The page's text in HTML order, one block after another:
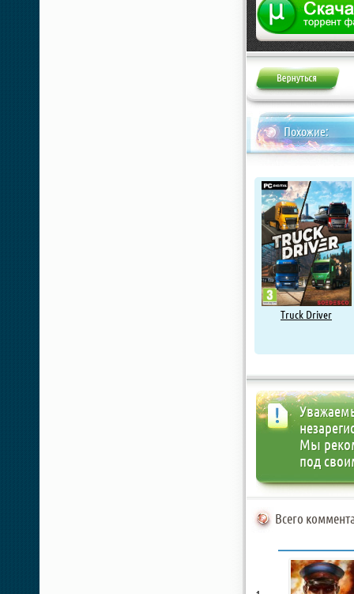
Похожие:
Truck Driver
Мы
под
Всего